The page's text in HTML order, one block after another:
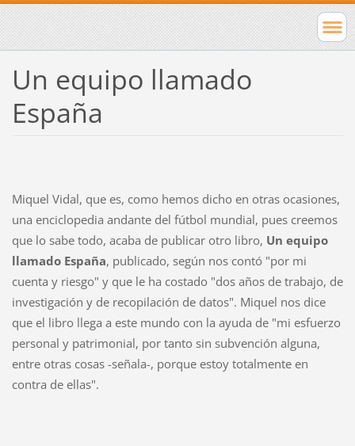
Un equipo llamado
España
Miquel Vidal, que es, como hemos dicho en otras ocasiones,
una enciclopedia andante del fútbol mundial, pues creemos
que lo sabe todo, acaba de publicar otro libro, Un equipo
llamado España, publicado, según nos contó "por mi
cuenta y riesgo" y que le ha costado "dos años de trabajo, de
investigación y de recopilación de datos". Miquel nos dice
que el libro llega a este mundo con la ayuda de "mi esfuerzo
personal y patrimonial, por tanto sin subvención alguna,
entre otras cosas -señala-, porque estoy totalmente en
contra de ellas".